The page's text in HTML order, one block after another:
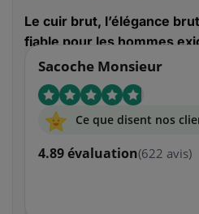
Le cuir brut, l’élégance
fiable pour les hommes
Sacoche Monsieur
Ce que disent nos
4.89 évaluation(622 avis)